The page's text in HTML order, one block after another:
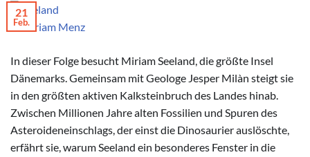
© Miriam Menz
21
Feb.
In dieser Folge besucht Miriam Seeland, die größte Insel
Dänemarks. Gemeinsam mit Geologe Jesper Milàn steigt sie
in den größten aktiven Kalksteinbruch des Landes hinab.
Zwischen Millionen Jahre alten Fossilien und Spuren des
Asteroideneinschlags, der einst die Dinosaurier auslöschte,
erfährt sie, warum Seeland ein besonderes Fenster in die